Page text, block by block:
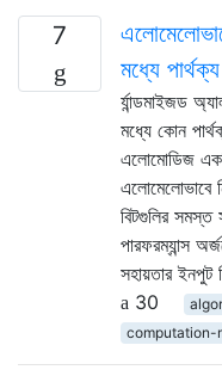
7
মধ্যে
র্যান্ডমাইজড
মধ্যে কোন
এলোমোডিজ
এলোমেলোভাবে
বিটগুলির সমস্ত
পারফরম্যান্স
সহায়তার ইনপুট
30
computation-